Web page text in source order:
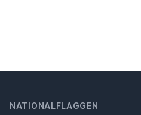
NATIONALFLAGGEN